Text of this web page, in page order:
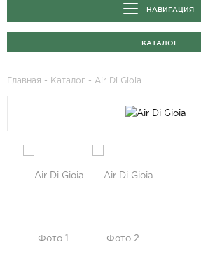
НАВИГАЦИЯ
КАТАЛОГ
Главная - Каталог - Air Di Gioia